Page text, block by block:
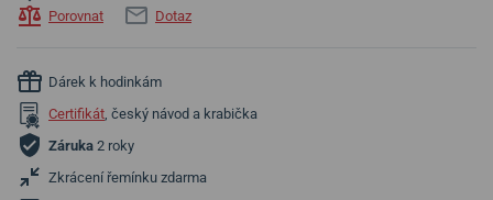
Porovnat
Dotaz
Dárek k hodinkám
Certifikát, český návod a krabička
Záruka 2 roky
Zkrácení řemínku zdarma